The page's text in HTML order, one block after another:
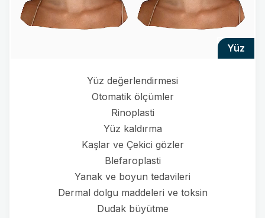
yüz
Yüz değerlendirmesi
Otomatik ölçümler
Rinoplasti
Yüz kaldırma
Kaşlar ve Çekici gözler
Blefaroplasti
Yanak ve boyun tedavileri
Dermal dolgu maddeleri ve toksin
Dudak büyütme